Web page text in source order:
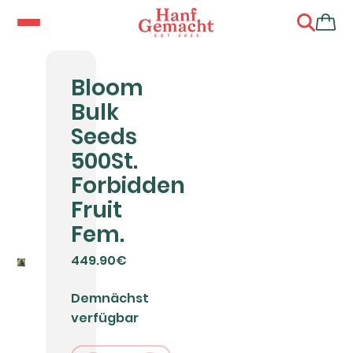
Bloom
Bulk
Seeds
500St.
Forbidden
Fruit
Fem.
449.90€
Demnächst
verfügbar